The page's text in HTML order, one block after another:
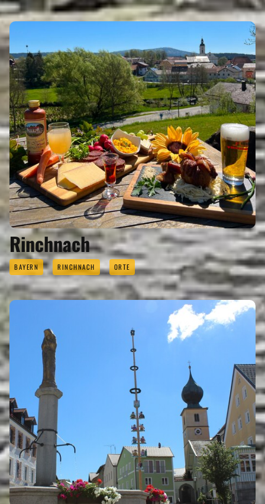
Rinchnach
BAYERN RINCHNACH ORTE